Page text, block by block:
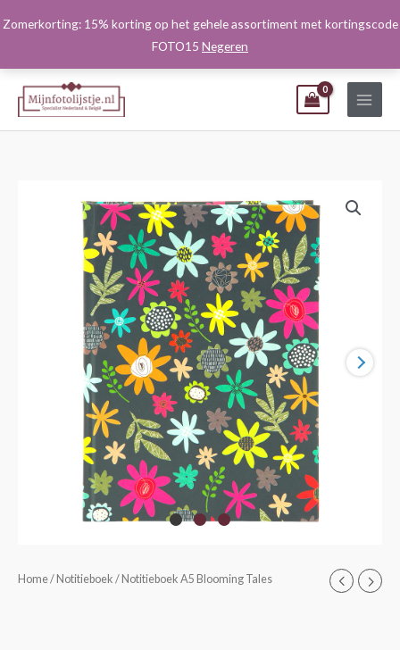
Zomerkorting: 15% korting op het gehele assortiment met kortingscode
FOTO15 Negeren
naar
Home/ Notitieboek / Notitieboek A5 Blooming Tales
Notitieboek